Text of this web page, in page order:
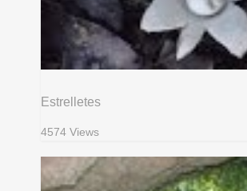
Estrelletes
4574 Views